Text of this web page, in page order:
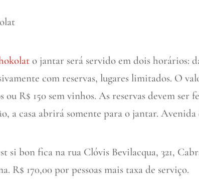
o jantar será servido em dois horários:
com reservas, lugares limitados. O
ou R$ 150 sem vinhos. As reservas devem ser
a casa abrirá somente para o jantar. Avenida
si bon fica na rua Clóvis Bevilacqua, 321,
R$ 170,00 por pessoas mais taxa de serviço.